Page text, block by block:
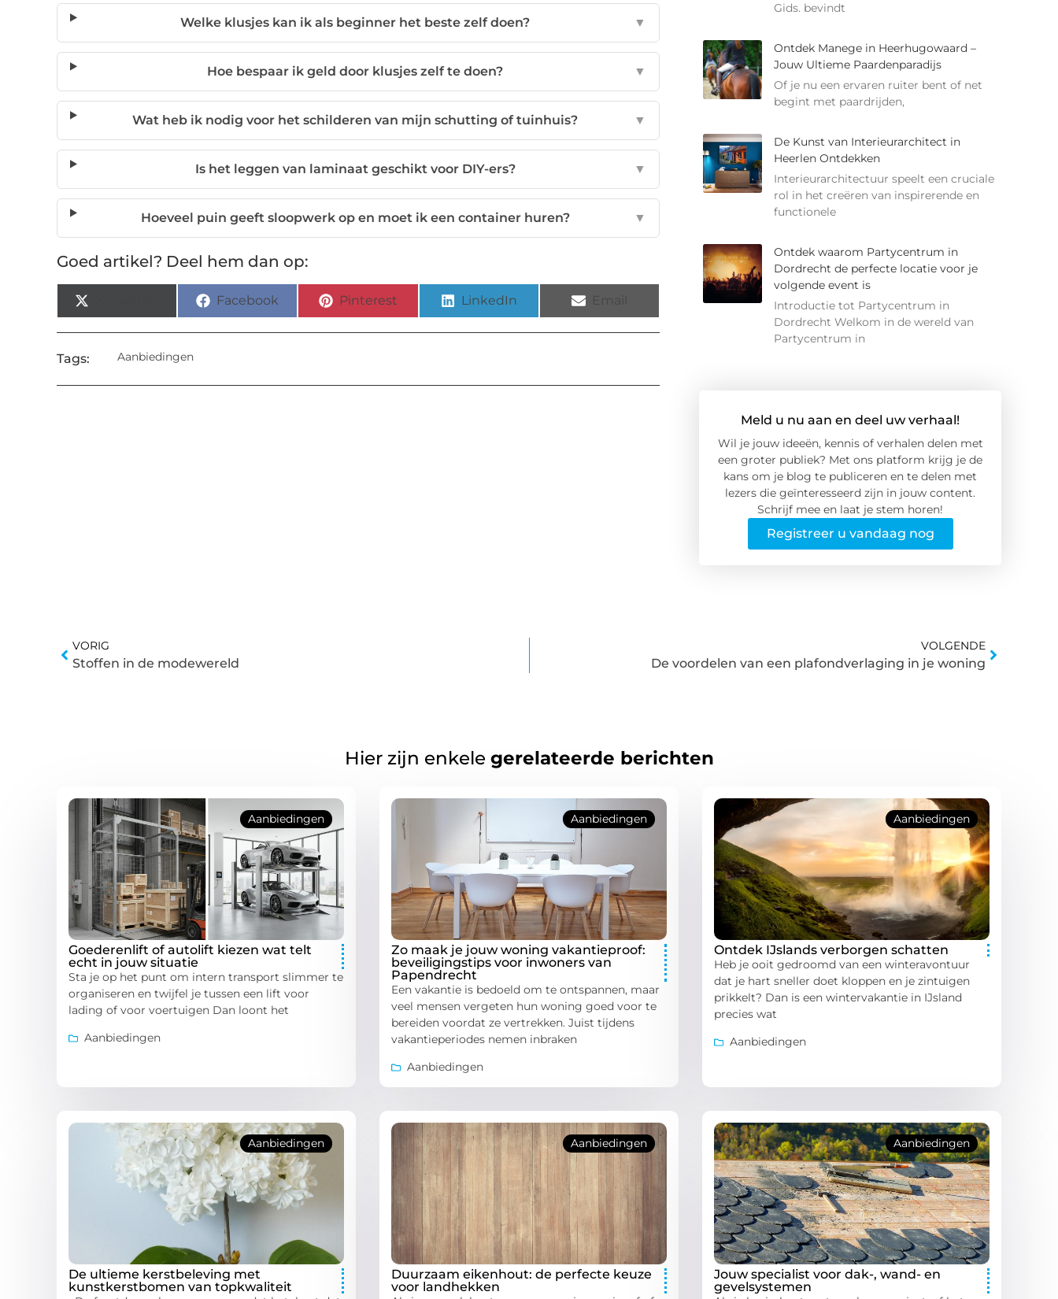
Welke klusjes kan ik als beginner het beste zelf doen? ▼
Hoe bespaar ik geld door klusjes zelf te doen? ▼
Wat heb ik nodig voor het schilderen van mijn schutting of tuinhuis? ▼
Is het leggen van laminaat geschikt voor DIY-ers? ▼
Hoeveel puin geeft sloopwerk op en moet ik een container huren? ▼
Goed artikel? Deel hem dan op:
Facebook Pinterest LinkedIn
Tags: Aanbiedingen
Gids. bevindt
Ontdek Manege in Heerhugowaard –
Jouw Ultieme Paardenparadijs
Of je nu een ervaren ruiter bent of net
begint met paardrijden,
De Kunst van Interieurarchitect in
Heerlen Ontdekken
Interieurarchitectuur speelt een cruciale
rol in het creëren van inspirerende en
functionele
Ontdek waarom Partycentrum in
Dordrecht de perfecte locatie voor je
volgende event is
Introductie tot Partycentrum in
Dordrecht Welkom in de wereld van
Partycentrum in
Meld u nu aan en deel uw verhaal!
Wil je jouw ideeën, kennis of verhalen delen met
een groter publiek? Met ons platform krijg je de
kans om je blog te publiceren en te delen met
lezers die geïnteresseerd zijn in jouw content.
Schrijf mee en laat je stem horen!
Registreer u vandaag nog
VORIG
Stoffen in de modewereld
VOLGENDE
De voordelen van een plafondverlaging in je woning
Hier zijn enkele gerelateerde berichten
Aanbiedingen
Goederenlift of autolift kiezen wat telt
echt in jouw situatie
Sta je op het punt om intern transport slimmer te
organiseren en twijfel je tussen een lift voor
lading of voor voertuigen Dan loont het
Aanbiedingen
Aanbiedingen
Zo maak je jouw woning vakantieproof:
beveiligingstips voor inwoners van
Papendrecht
Een vakantie is bedoeld om te ontspannen, maar
veel mensen vergeten hun woning goed voor te
bereiden voordat ze vertrekken. Juist tijdens
vakantieperiodes nemen inbraken
Aanbiedingen
Aanbiedingen
Ontdek IJslands verborgen schatten
Heb je ooit gedroomd van een winteravontuur
dat je hart sneller doet kloppen en je zintuigen
prikkelt? Dan is een wintervakantie in IJsland
precies wat
Aanbiedingen
Aanbiedingen
De ultieme kerstbeleving met
kunstkerstbomen van topkwaliteit
Aanbiedingen
Duurzaam eikenhout: de perfecte keuze
voor landhekken
Aanbiedingen
Jouw specialist voor dak-, wand- en
gevelsystemen